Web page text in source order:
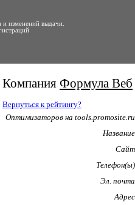
и изменений выдачи.
Компания Формула Веб
Вернуться к рейтингу?
Оптимизаторов на tools.promosite.ru
Название
Сайт
Телефон(ы)
Эл. почта
Адрес